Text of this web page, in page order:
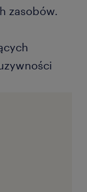
zasobów.